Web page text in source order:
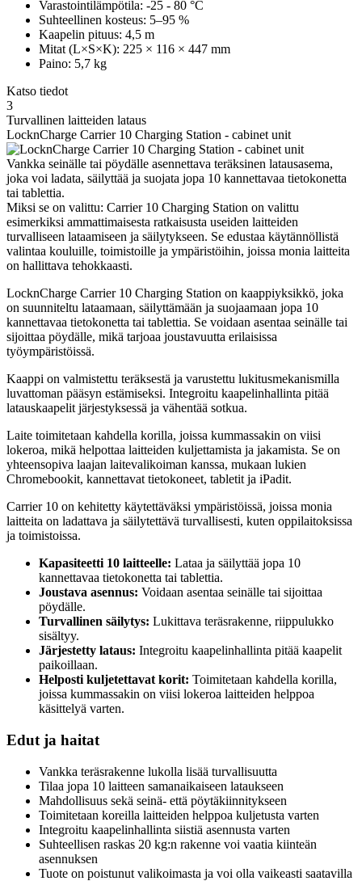
Varastointilämpötila: -25 - 80 °C
Suhteellinen kosteus: 5–95 %
Kaapelin pituus: 4,5 m
Mitat (L×S×K): 225 × 116 × 447 mm
Paino: 5,7 kg
Katso tiedot
3
Turvallinen laitteiden lataus
LocknCharge Carrier 10 Charging Station - cabinet unit
Vankka seinälle tai pöydälle asennettava teräksinen latausasema,
joka voi ladata, säilyttää ja suojata jopa 10 kannettavaa tietokonetta
tai tablettia.
Miksi se on valittu: Carrier 10 Charging Station on valittu
esimerkiksi ammattimaisesta ratkaisusta useiden laitteiden
turvalliseen lataamiseen ja säilytykseen. Se edustaa käytännöllistä
valintaa kouluille, toimistoille ja ympäristöihin, joissa monia laitteita
on hallittava tehokkaasti.
LocknCharge Carrier 10 Charging Station on kaappiyksikkö, joka
on suunniteltu lataamaan, säilyttämään ja suojaamaan jopa 10
kannettavaa tietokonetta tai tablettia. Se voidaan asentaa seinälle tai
sijoittaa pöydälle, mikä tarjoaa joustavuutta erilaisissa
työympäristöissä.
Kaappi on valmistettu teräksestä ja varustettu lukitusmekanismilla
luvattoman pääsyn estämiseksi. Integroitu kaapelinhallinta pitää
latauskaapelit järjestyksessä ja vähentää sotkua.
Laite toimitetaan kahdella korilla, joissa kummassakin on viisi
lokeroa, mikä helpottaa laitteiden kuljettamista ja jakamista. Se on
yhteensopiva laajan laitevalikoiman kanssa, mukaan lukien
Chromebookit, kannettavat tietokoneet, tabletit ja iPadit.
Carrier 10 on kehitetty käytettäväksi ympäristöissä, joissa monia
laitteita on ladattava ja säilytettävä turvallisesti, kuten oppilaitoksissa
ja toimistoissa.
Kapasiteetti 10 laitteelle: Lataa ja säilyttää jopa 10
kannettavaa tietokonetta tai tablettia.
Joustava asennus: Voidaan asentaa seinälle tai sijoittaa
pöydälle.
Turvallinen säilytys: Lukittava teräsrakenne, riippulukko
sisältyy.
Järjestetty lataus: Integroitu kaapelinhallinta pitää kaapelit
paikoillaan.
Helposti kuljetettavat korit: Toimitetaan kahdella korilla,
joissa kummassakin on viisi lokeroa laitteiden helppoa
käsittelyä varten.
Edut ja haitat
Vankka teräsrakenne lukolla lisää turvallisuutta
Tilaa jopa 10 laitteen samanaikaiseen lataukseen
Mahdollisuus sekä seinä- että pöytäkiinnitykseen
Toimitetaan koreilla laitteiden helppoa kuljetusta varten
Integroitu kaapelinhallinta siistiä asennusta varten
Suhteellisen raskas 20 kg:n rakenne voi vaatia kiinteän
asennuksen
Tuote on poistunut valikoimasta ja voi olla vaikeasti saatavilla